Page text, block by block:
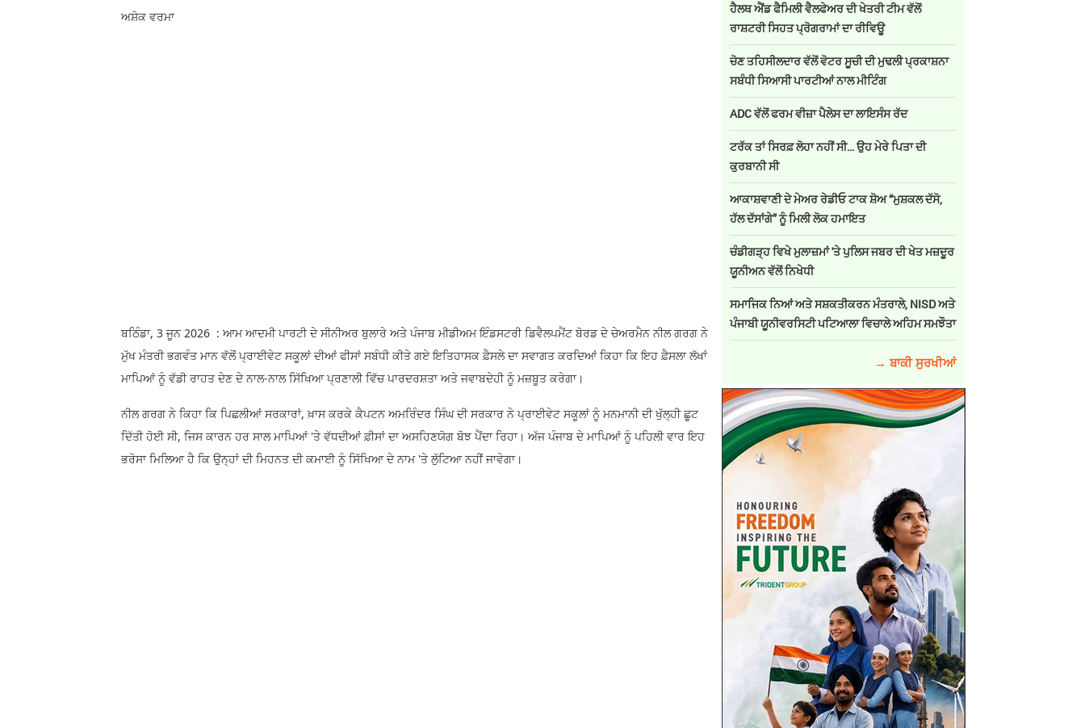
ਅਸ਼ੋਕ ਵਰਮਾ
ਬਠਿੰਡਾ, 3 ਜੂਨ 2026 : ਆਮ ਆਦਮੀ ਪਾਰਟੀ ਦੇ ਸੀਨੀਅਰ ਬੁਲਾਰੇ ਅਤੇ ਪੰਜਾਬ ਮੀਡੀਅਮ ਇੰਡਸਟਰੀ ਡਿਵੈਲਪਮੈਂਟ ਬੋਰਡ ਦੇ ਚੇਅਰਮੈਨ ਨੀਲ ਗਰਗ ਨੇ
ਮੁੱਖ ਮੰਤਰੀ ਭਗਵੰਤ ਮਾਨ ਵੱਲੋਂ ਪ੍ਰਾਈਵੇਟ ਸਕੂਲਾਂ ਦੀਆਂ ਫੀਸਾਂ ਸਬੰਧੀ ਕੀਤੇ ਗਏ ਇਤਿਹਾਸਕ ਫ਼ੈਸਲੇ ਦਾ ਸਵਾਗਤ ਕਰਦਿਆਂ ਕਿਹਾ ਕਿ ਇਹ ਫ਼ੈਸਲਾ ਲੱਖਾਂ
ਮਾਪਿਆਂ ਨੂੰ ਵੱਡੀ ਰਾਹਤ ਦੇਣ ਦੇ ਨਾਲ-ਨਾਲ ਸਿੱਖਿਆ ਪ੍ਰਣਾਲੀ ਵਿੱਚ ਪਾਰਦਰਸ਼ਤਾ ਅਤੇ ਜਵਾਬਦੇਹੀ ਨੂੰ ਮਜ਼ਬੂਤ ਕਰੇਗਾ।
ਨੀਲ ਗਰਗ ਨੇ ਕਿਹਾ ਕਿ ਪਿਛਲੀਆਂ ਸਰਕਾਰਾਂ, ਖ਼ਾਸ ਕਰਕੇ ਕੈਪਟਨ ਅਮਰਿੰਦਰ ਸਿੰਘ ਦੀ ਸਰਕਾਰ ਨੇ ਪ੍ਰਾਈਵੇਟ ਸਕੂਲਾਂ ਨੂੰ ਮਨਮਾਨੀ ਦੀ ਖੁੱਲ੍ਹੀ ਛੂਟ
ਦਿੱਤੀ ਹੋਈ ਸੀ, ਜਿਸ ਕਾਰਨ ਹਰ ਸਾਲ ਮਾਪਿਆਂ 'ਤੇ ਵੱਧਦੀਆਂ ਫ਼ੀਸਾਂ ਦਾ ਅਸਹਿਣਯੋਗ ਬੋਝ ਪੈਂਦਾ ਰਿਹਾ। ਅੱਜ ਪੰਜਾਬ ਦੇ ਮਾਪਿਆਂ ਨੂੰ ਪਹਿਲੀ ਵਾਰ ਇਹ
ਭਰੋਸਾ ਮਿਲਿਆ ਹੈ ਕਿ ਉਨ੍ਹਾਂ ਦੀ ਮਿਹਨਤ ਦੀ ਕਮਾਈ ਨੂੰ ਸਿੱਖਿਆ ਦੇ ਨਾਮ 'ਤੇ ਲੁੱਟਿਆ ਨਹੀਂ ਜਾਵੇਗਾ।
ਹੈਲਥ ਐਂਡ ਫੈਮਿਲੀ ਵੈਲਫੇਅਰ ਦੀ ਖੇਤਰੀ ਟੀਮ ਵੱਲੋਂ
ਰਾਸ਼ਟਰੀ ਸਿਹਤ ਪ੍ਰੋਗਰਾਮਾਂ ਦਾ ਰੀਵਿਊ
ਚੋਣ ਤਹਿਸੀਲਦਾਰ ਵੱਲੋਂ ਵੋਟਰ ਸੂਚੀ ਦੀ ਮੁਢਲੀ ਪ੍ਰਕਾਸ਼ਨਾ
ਸਬੰਧੀ ਸਿਆਸੀ ਪਾਰਟੀਆਂ ਨਾਲ ਮੀਟਿੰਗ
ADC ਵੱਲੋਂ ਫਰਮ ਵੀਜ਼ਾ ਪੈਲੇਸ ਦਾ ਲਾਇਸੰਸ ਰੱਦ
ਟਰੱਕ ਤਾਂ ਸਿਰਫ਼ ਲੋਹਾ ਨਹੀਂ ਸੀ… ਉਹ ਮੇਰੇ ਪਿਤਾ ਦੀ
ਕੁਰਬਾਨੀ ਸੀ
ਆਕਾਸ਼ਵਾਣੀ ਦੇ ਮੇਅਰ ਰੇਡੀਓ ਟਾਕ ਸ਼ੋਅ “ਮੁਸ਼ਕਲ ਦੱਸੋ,
ਹੱਲ ਦੱਸਾਂਗੇ” ਨੂੰ ਮਿਲੀ ਲੋਕ ਹਮਾਇਤ
ਚੰਡੀਗੜ੍ਹ ਵਿਖੇ ਮੁਲਾਜ਼ਮਾਂ 'ਤੇ ਪੁਲਿਸ ਜਬਰ ਦੀ ਖੇਤ ਮਜ਼ਦੂਰ
ਯੂਨੀਅਨ ਵੱਲੋਂ ਨਿਖੇਧੀ
ਸਮਾਜਿਕ ਨਿਆਂ ਅਤੇ ਸਸ਼ਕਤੀਕਰਨ ਮੰਤਰਾਲੇ, NISD ਅਤੇ
ਪੰਜਾਬੀ ਯੂਨੀਵਰਸਿਟੀ ਪਟਿਆਲਾ ਵਿਚਾਲੇ ਅਹਿਮ ਸਮਝੌਤਾ
→ ਬਾਕੀ ਸੁਰਖੀਆਂ